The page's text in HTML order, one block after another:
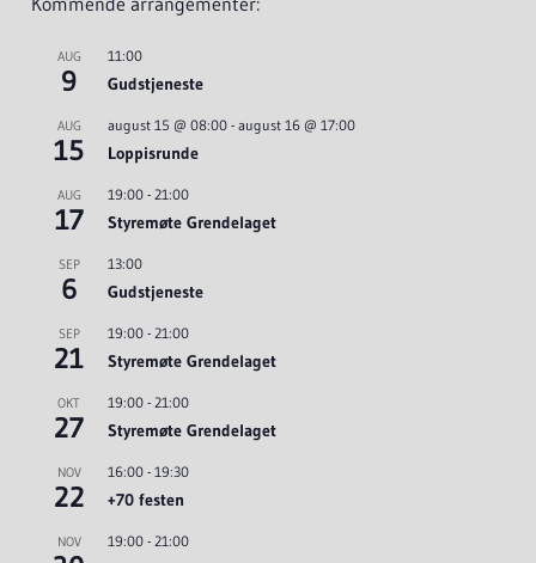
AUG
9
11:00
Gudstjeneste
AUG
15
august 15 @ 08:00- august 16 @ 17:00
Loppisrunde
AUG
17
19:00- 21:00
Styremøte Grendelaget
SEP
6
13:00
Gudstjeneste
SEP
21
19:00- 21:00
Styremøte Grendelaget
OKT
27
19:00- 21:00
Styremøte Grendelaget
NOV
22
16:00- 19:30
+70 festen
NOV 19:00- 21:00